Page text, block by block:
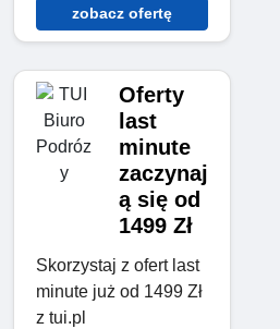
zobacz ofertę
Oferty
last
minute
zaczynaj
ą się od
1499 Zł
Skorzystaj z ofert last
minute już od 1499 Zł
z tui.pl